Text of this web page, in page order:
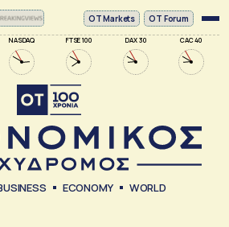
NASDAQ FTSE 100 DAX 30 CAC 40
ΟΤ Markets OT Forum
ECONOMY WORLD